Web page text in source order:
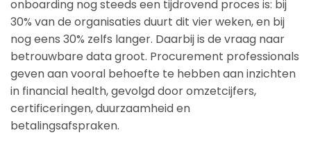
onboarding nog steeds een tijdrovend proces is: bij
30% van de organisaties duurt dit vier weken, en bij
nog eens 30% zelfs langer. Daarbij is de vraag naar
betrouwbare data groot. Procurement professionals
geven aan vooral behoefte te hebben aan inzichten
in financial health, gevolgd door omzetcijfers,
certificeringen, duurzaamheid en
betalingsafspraken.